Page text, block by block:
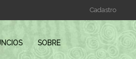
Cadastro
SOBRE